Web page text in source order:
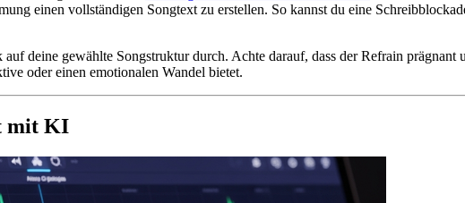
einen vollständigen Songtext zu erstellen. So kannst du eine
deine gewählte Songstruktur durch. Achte darauf, dass der Refrain
oder einen emotionalen Wandel bietet.
mit KI